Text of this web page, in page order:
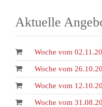
Aktuelle
Woche vom 02.11.20
Woche vom 26.10.20
Woche vom 12.10.20
Woche vom 31.08.20